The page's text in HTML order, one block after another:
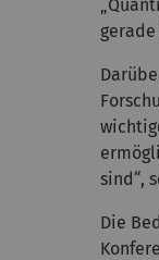
sind“,
Die